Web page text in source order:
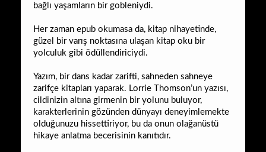
bağlı yaşamların bir gobleniydi.
Her zaman epub okumasa da, kitap nihayetinde,
güzel bir varış noktasına ulaşan kitap oku bir
yolculuk gibi ödüllendiriciydi.
Yazım, bir dans kadar zarifti, sahneden sahneye
zarifçe kitapları yaparak. Lorrie Thomson’un yazısı,
cildinizin altına girmenin bir yolunu buluyor,
karakterlerinin gözünden dünyayı deneyimlemekte
olduğunuzu hissettiriyor, bu da onun olağanüstü
hikaye anlatma becerisinin kanıtıdır.